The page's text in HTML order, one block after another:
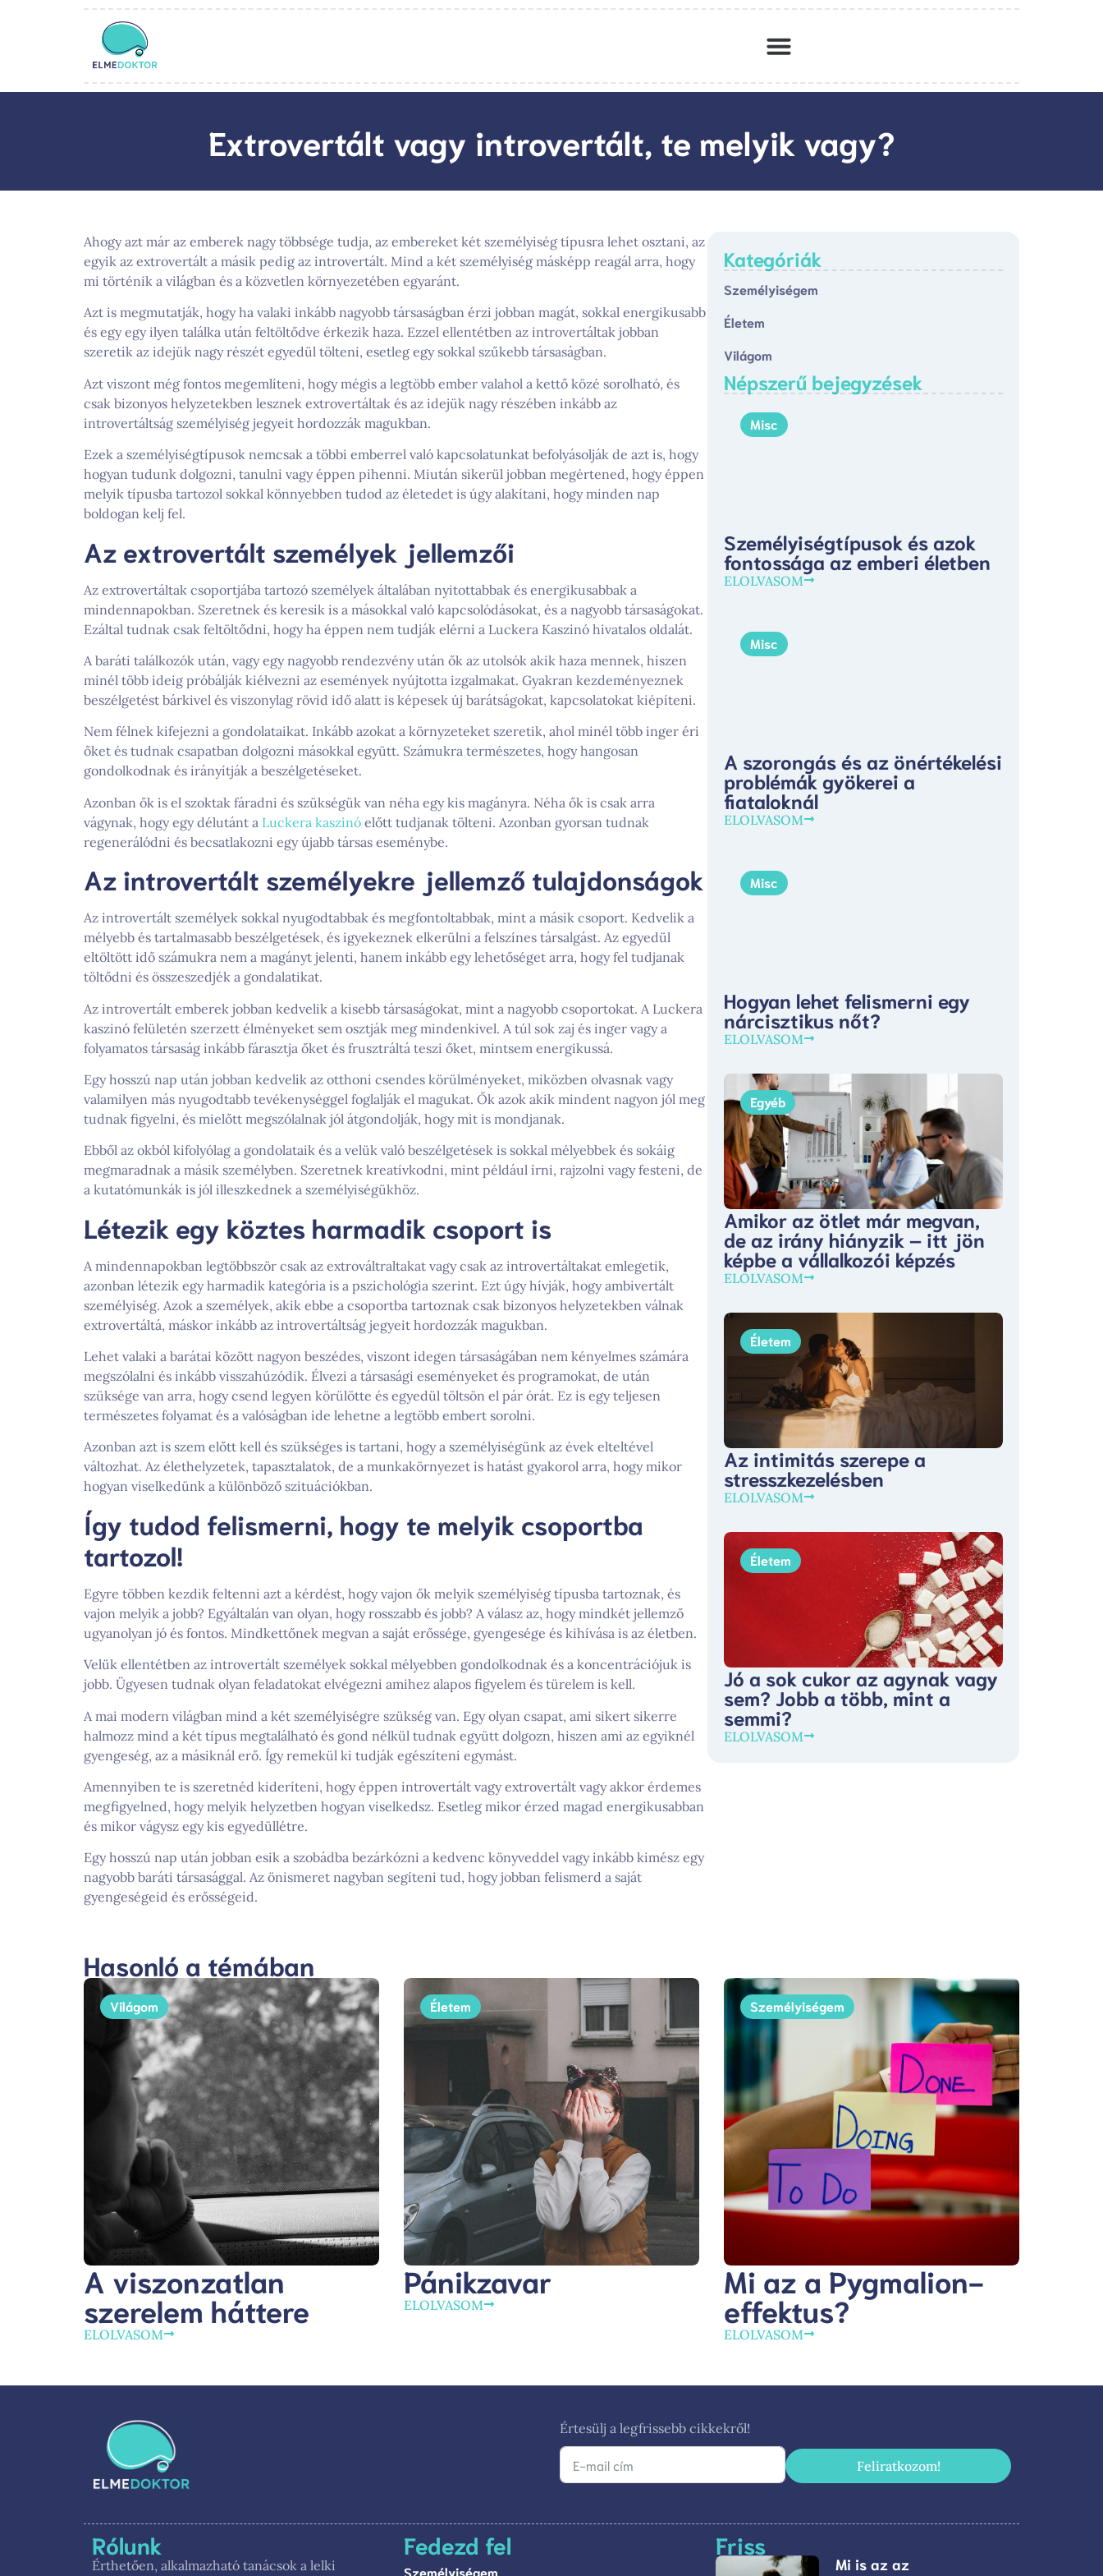
Extrovertált vagy introvertált, te melyik vagy?
Ahogy azt már az emberek nagy többsége tudja, az embereket két személyiség típusra lehet osztani, az
egyik az extrovertált a másik pedig az introvertált. Mind a két személyiség másképp reagál arra, hogy
mi történik a világban és a közvetlen környezetében egyaránt.
Azt is megmutatják, hogy ha valaki inkább nagyobb társaságban érzi jobban magát, sokkal energikusabb
és egy egy ilyen találka után feltöltődve érkezik haza. Ezzel ellentétben az introvertáltak jobban
szeretik az idejük nagy részét egyedül tölteni, esetleg egy sokkal szűkebb társaságban.
Azt viszont még fontos megemlíteni, hogy mégis a legtöbb ember valahol a kettő közé sorolható, és
csak bizonyos helyzetekben lesznek extrovertáltak és az idejük nagy részében inkább az
introvertáltság személyiség jegyeit hordozzák magukban.
Ezek a személyiségtípusok nemcsak a többi emberrel való kapcsolatunkat befolyásolják de azt is, hogy
hogyan tudunk dolgozni, tanulni vagy éppen pihenni. Miután sikerül jobban megértened, hogy éppen
melyik típusba tartozol sokkal könnyebben tudod az életedet is úgy alakítani, hogy minden nap
boldogan kelj fel.
Az extrovertált személyek jellemzői
Az extrovertáltak csoportjába tartozó személyek általában nyitottabbak és energikusabbak a
mindennapokban. Szeretnek és keresik is a másokkal való kapcsolódásokat, és a nagyobb társaságokat.
Ezáltal tudnak csak feltöltődni, hogy ha éppen nem tudják elérni a Luckera Kaszinó hivatalos oldalát.
A baráti találkozók után, vagy egy nagyobb rendezvény után ők az utolsók akik haza mennek, hiszen
minél több ideig próbálják kiélvezni az események nyújtotta izgalmakat. Gyakran kezdeményeznek
beszélgetést bárkivel és viszonylag rövid idő alatt is képesek új barátságokat, kapcsolatokat kiépíteni.
Nem félnek kifejezni a gondolataikat. Inkább azokat a környzeteket szeretik, ahol minél több inger éri
őket és tudnak csapatban dolgozni másokkal együtt. Számukra természetes, hogy hangosan
gondolkodnak és irányítják a beszélgetéseket.
Azonban ők is el szoktak fáradni és szükségük van néha egy kis magányra. Néha ők is csak arra
vágynak, hogy egy délutánt a Luckera kaszinó előtt tudjanak tölteni. Azonban gyorsan tudnak
regenerálódni és becsatlakozni egy újabb társas eseménybe.
Az introvertált személyekre jellemző tulajdonságok
Az introvertált személyek sokkal nyugodtabbak és megfontoltabbak, mint a másik csoport. Kedvelik a
mélyebb és tartalmasabb beszélgetések, és igyekeznek elkerülni a felszínes társalgást. Az egyedül
eltöltött idő számukra nem a magányt jelenti, hanem inkább egy lehetőséget arra, hogy fel tudjanak
töltődni és összeszedjék a gondalatikat.
Az introvertált emberek jobban kedvelik a kisebb társaságokat, mint a nagyobb csoportokat. A Luckera
kaszinó felületén szerzett élményeket sem osztják meg mindenkivel. A túl sok zaj és inger vagy a
folyamatos társaság inkább fárasztja őket és frusztráltá teszi őket, mintsem energikussá.
Egy hosszú nap után jobban kedvelik az otthoni csendes körülményeket, miközben olvasnak vagy
valamilyen más nyugodtabb tevékenységgel foglalják el magukat. Ők azok akik mindent nagyon jól meg
tudnak figyelni, és mielőtt megszólalnak jól átgondolják, hogy mit is mondjanak.
Ebből az okból kifolyólag a gondolataik és a velük való beszélgetések is sokkal mélyebbek és sokáig
megmaradnak a másik személyben. Szeretnek kreatívkodni, mint például írni, rajzolni vagy festeni, de
a kutatómunkák is jól illeszkednek a személyiségükhöz.
Létezik egy köztes harmadik csoport is
A mindennapokban legtöbbször csak az extrováltraltakat vagy csak az introvertáltakat emlegetik,
azonban létezik egy harmadik kategória is a pszichológia szerint. Ezt úgy hívják, hogy ambivertált
személyiség. Azok a személyek, akik ebbe a csoportba tartoznak csak bizonyos helyzetekben válnak
extrovertáltá, máskor inkább az introvertáltság jegyeit hordozzák magukban.
Lehet valaki a barátai között nagyon beszédes, viszont idegen társaságában nem kényelmes számára
megszólalni és inkább visszahúzódik. Élvezi a társasági eseményeket és programokat, de után
szüksége van arra, hogy csend legyen körülötte és egyedül töltsön el pár órát. Ez is egy teljesen
természetes folyamat és a valóságban ide lehetne a legtöbb embert sorolni.
Azonban azt is szem előtt kell és szükséges is tartani, hogy a személyiségünk az évek elteltével
változhat. Az élethelyzetek, tapasztalatok, de a munkakörnyezet is hatást gyakorol arra, hogy mikor
hogyan viselkedünk a különböző szituációkban.
Így tudod felismerni, hogy te melyik csoportba
tartozol!
Egyre többen kezdik feltenni azt a kérdést, hogy vajon ők melyik személyiség típusba tartoznak, és
vajon melyik a jobb? Egyáltalán van olyan, hogy rosszabb és jobb? A válasz az, hogy mindkét jellemző
ugyanolyan jó és fontos. Mindkettőnek megvan a saját erőssége, gyengesége és kihívása is az életben.
Velük ellentétben az introvertált személyek sokkal mélyebben gondolkodnak és a koncentrációjuk is
jobb. Ügyesen tudnak olyan feladatokat elvégezni amihez alapos figyelem és türelem is kell.
A mai modern világban mind a két személyiségre szükség van. Egy olyan csapat, ami sikert sikerre
halmozz mind a két típus megtalálható és gond nélkül tudnak együtt dolgozn, hiszen ami az egyiknél
gyengeség, az a másiknál erő. Így remekül ki tudják egészíteni egymást.
Amennyiben te is szeretnéd kideríteni, hogy éppen introvertált vagy extrovertált vagy akkor érdemes
megfigyelned, hogy melyik helyzetben hogyan viselkedsz. Esetleg mikor érzed magad energikusabban
és mikor vágysz egy kis egyedüllétre.
Egy hosszú nap után jobban esik a szobádba bezárkózni a kedvenc könyveddel vagy inkább kimész egy
nagyobb baráti társasággal. Az önismeret nagyban segíteni tud, hogy jobban felismerd a saját
gyengeségeid és erősségeid.
Kategóriák
Személyiségem
Életem
Világom
Népszerű bejegyzések
Misc
Személyiségtípusok és azok
fontossága az emberi életben
ELOLVASOM
Misc
A szorongás és az önértékelési
problémák gyökerei a
fiataloknál
ELOLVASOM
Misc
Hogyan lehet felismerni egy
nárcisztikus nőt?
ELOLVASOM
Egyéb
Amikor az ötlet már megvan,
de az irány hiányzik – itt jön
képbe a vállalkozói képzés
ELOLVASOM
Életem
Az intimitás szerepe a
stresszkezelésben
ELOLVASOM
Életem
Jó a sok cukor az agynak vagy
sem? Jobb a több, mint a
semmi?
ELOLVASOM
Hasonló a témában
Világom
A viszonzatlan
szerelem háttere
ELOLVASOM
Életem
Pánikzavar
ELOLVASOM
Személyiségem
Mi az a Pygmalion-
effektus?
ELOLVASOM
Értesülj a legfrissebb cikkekről!
Feliratkozom!
Rólunk
Érthetően, alkalmazható tanácsok a lelki
Fedezd fel
Személyiségem
Friss
Mi is az az